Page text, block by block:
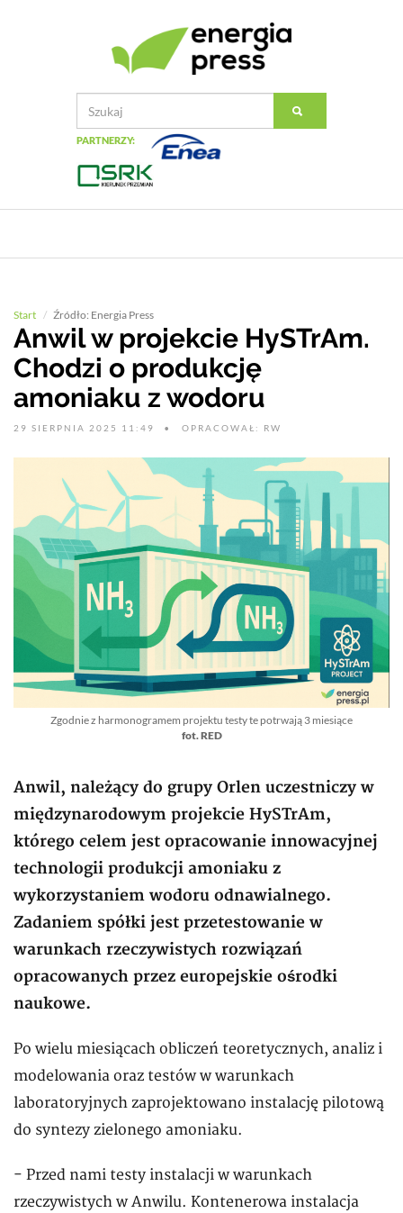
PARTNERZY:
Start Źródło: Energia Press
Anwil w projekcie HySTrAm.
Chodzi o produkcję
amoniaku z wodoru
29 SIERPNIA 2025 11:49 OPRACOWAŁ: RW
Zgodnie z harmonogramem projektu testy te potrwają 3 miesiące
fot. RED
Anwil, należący do grupy Orlen uczestniczy w
międzynarodowym projekcie HySTrAm,
którego celem jest opracowanie innowacyjnej
technologii produkcji amoniaku z
wykorzystaniem wodoru odnawialnego.
Zadaniem spółki jest przetestowanie w
warunkach rzeczywistych rozwiązań
opracowanych przez europejskie ośrodki
naukowe.
Po wielu miesiącach obliczeń teoretycznych, analiz i
modelowania oraz testów w warunkach
laboratoryjnych zaprojektowano instalację pilotową
do syntezy zielonego amoniaku.
- Przed nami testy instalacji w warunkach
rzeczywistych w Anwilu. Kontenerowa instalacja